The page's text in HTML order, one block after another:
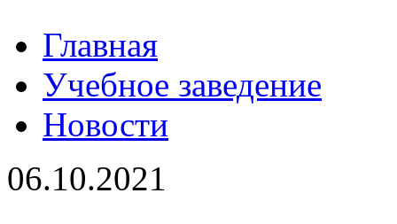
Главная
Учебное заведение
Новости
06.10.2021